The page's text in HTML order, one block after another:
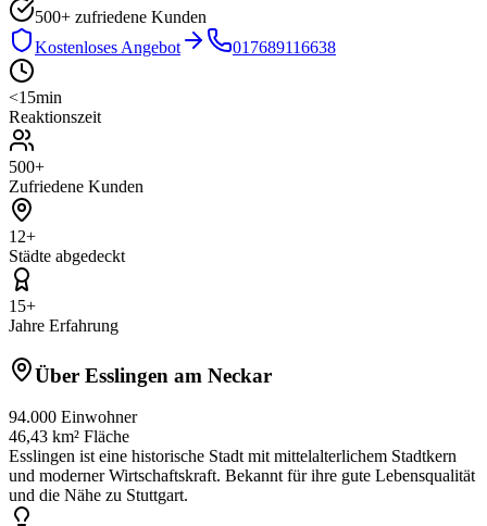
500+ zufriedene Kunden
Kostenloses Angebot
017689116638
<15min
Reaktionszeit
500+
Zufriedene Kunden
12+
Städte abgedeckt
15+
Jahre Erfahrung
Über Esslingen am Neckar
94.000 Einwohner
46,43 km² Fläche
Esslingen ist eine historische Stadt mit mittelalterlichem Stadtkern
und moderner Wirtschaftskraft. Bekannt für ihre gute Lebensqualität
und die Nähe zu Stuttgart.